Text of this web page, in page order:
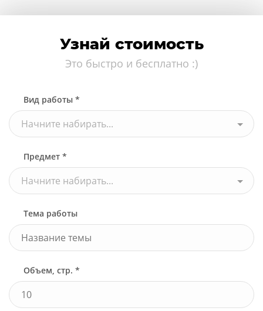
Узнай стоимость
Это быстро и бесплатно :)
Вид работы *
Начните набирать...
Предмет *
Начните набирать...
Тема работы
Объем, стр. *